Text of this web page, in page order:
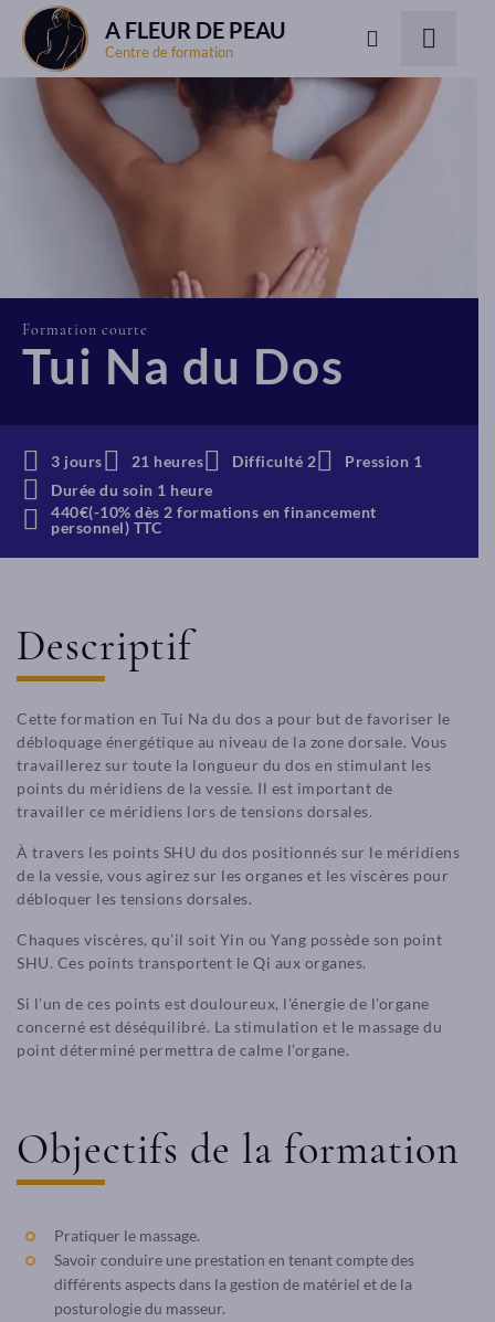
A FLEUR DE PEAU
Centre de formation
Formation courte
Tui Na du Dos
3 jours 21 heures Difficulté 2
Pression 1
Durée du soin 1 heure
440€(-10% dès 2 formations en financement
personnel) TTC
Descriptif
Cette formation en Tui Na du dos a pour but de favoriser le
débloquage énergétique au niveau de la zone dorsale. Vous
travaillerez sur toute la longueur du dos en stimulant les
points du méridiens de la vessie. Il est important de
travailler ce méridiens lors de tensions dorsales.
À travers les points SHU du dos positionnés sur le méridiens
de la vessie, vous agirez sur les organes et les viscères pour
débloquer les tensions dorsales.
Chaques viscères, qu’il soit Yin ou Yang possède son point
SHU. Ces points transportent le Qi aux organes.
Si l’un de ces points est douloureux, l’énergie de l’organe
concerné est déséquilibré. La stimulation et le massage du
point déterminé permettra de calme l’organe.
Objectifs de la formation
Pratiquer le massage.
Savoir conduire une prestation en tenant compte des
différents aspects dans la gestion de matériel et de la
posturologie du masseur.